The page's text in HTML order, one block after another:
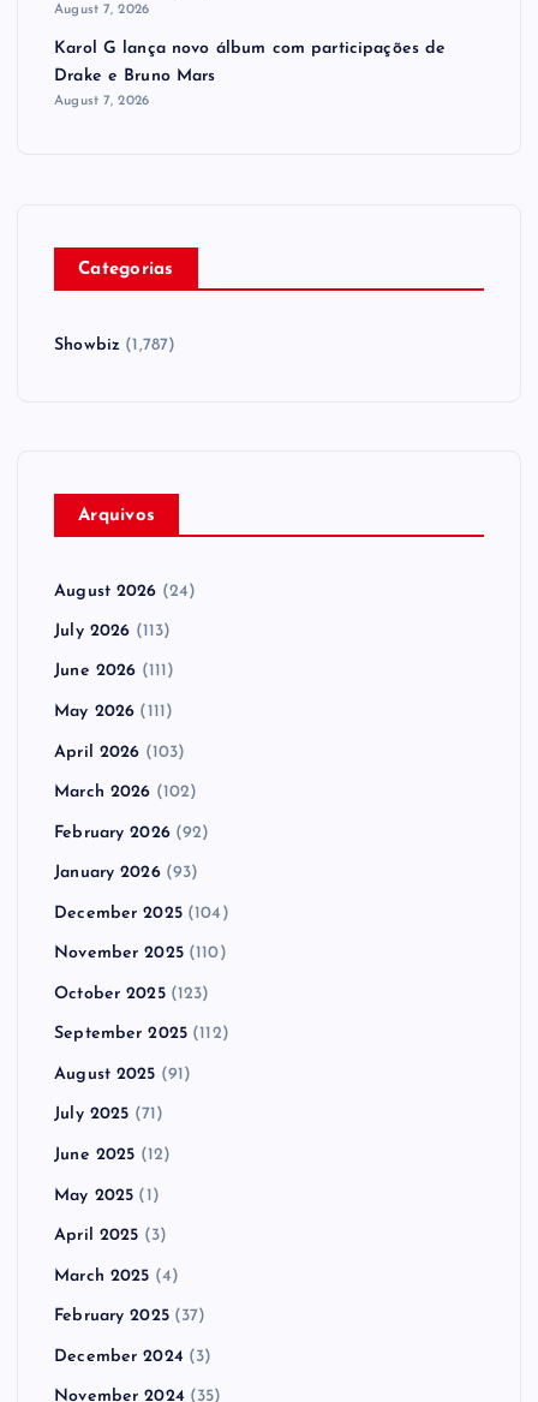
August 7, 2026
Karol G lança novo álbum com participações de
Drake e Bruno Mars
August 7, 2026
Categorias
Showbiz (1,787)
Arquivos
August 2026 (24)
July 2026 (113)
June 2026 (111)
May 2026 (111)
April 2026 (103)
March 2026 (102)
February 2026(92)
January 2026(93)
December 2025(104)
November 2025(110)
October 2025(123)
September 2025 (112)
August 2025 (91)
July 2025 (71)
June 2025 (12)
May 2025 (1)
April 2025 (3)
March 2025 (4)
February 2025(37)
December 2024 (3)
November 2024 (35)